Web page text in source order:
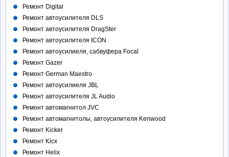
Ремонт Digital
Ремонт автоусилителя DLS
Ремонт автоусилителя DragSter
Ремонт автоусилителя ICON
Ремонт автоусилиеля, сабвуфера Focal
Ремонт Gazer
Ремонт German Maestro
Ремонт автоусилиеля JBL
Ремонт автоусилителя JL Audio
Ремонт автомагнитол JVC
Ремонт автомагнитолы, автоусилителя Kenwood
Ремонт Kicker
Ремонт Kicx
Ремонт Helix